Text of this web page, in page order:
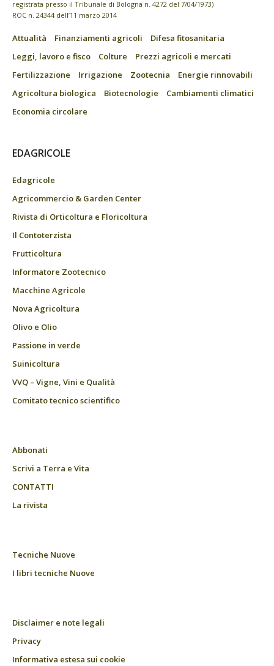
registrata presso il Tribunale di Bologna n. 4272 del 7/04/1973)
ROC n. 24344 dell’11 marzo 2014
Attualità Finanziamenti agricoli
Difesa fitosanitaria
Leggi, lavoro e fisco
Colture
Prezzi agricoli e mercati
Fertilizzazione
Irrigazione Zootecnia
Energie rinnovabili
Agricoltura biologica
Biotecnologie
Cambiamenti climatici
Economia circolare
EDAGRICOLE
Edagricole
Agricommercio & Garden Center
Rivista di Orticoltura e Floricoltura
Il Contoterzista
Frutticoltura
Informatore Zootecnico
Macchine Agricole
Nova Agricoltura
Olivo e Olio
Passione in verde
Suinicoltura
VVQ – Vigne, Vini e Qualità
Comitato tecnico scientifico
Abbonati
Scrivi a Terra e Vita
CONTATTI
La rivista
Tecniche Nuove
I libri tecniche Nuove
Disclaimer e note legali
Privacy
Informativa estesa sui cookie